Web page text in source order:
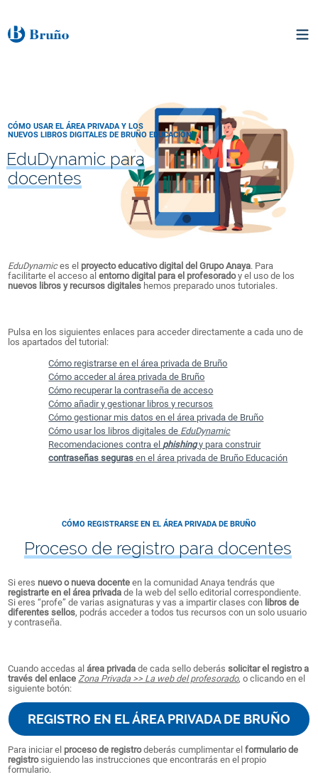
CÓMO USAR EL ÁREA PRIVADA Y LOS
NUEVOS LIBROS DIGITALES DE BRUÑO EDUCACIÓN
EduDynamic para
docentes
EduDynamices el proyecto educativo digital del Grupo Anaya. Para
facilitarte el acceso alentorno digital para el profesoradoy el uso de los
nuevos libros y recursos digitales hemos preparado unos tutoriales.
Pulsa en los siguientes enlaces para acceder directamente a cada uno de
los apartados del tutorial:
Cómo registrarse en el área privada de Bruño
Cómo acceder al área privada de Bruño
Cómo recuperar la contraseña de acceso
Cómo añadir y gestionar libros y recursos
Cómo gestionar mis datos en el área privada de Bruño
Cómo usar los libros digitales de EduDynamic
Recomendaciones contra el phishingy para construir
contraseñas seguras en el área privada de Bruño Educación
CÓMO REGISTRARSE EN EL ÁREA PRIVADA DE BRUÑO
Proceso de registro para docentes
Si eres nuevo o nueva docente en la comunidad Anaya tendrás que
registrarte en el área privada de la web del sello editorial correspondiente.
Si eres “profe” de varias asignaturas y vas a impartir clases con libros de
diferentes sellos, podrás acceder a todos tus recursos con un solo usuario
y contraseña.
Cuando accedas alárea privada de cada sello deberássolicitar el registro a
través del enlace Zona Privada >> La web del profesorado, o clicando en el
siguiente botón:
REGISTRO EN EL ÁREA PRIVADA DE BRUÑO
Para iniciar el proceso de registrodeberás cumplimentar elformulario de
registrosiguiendo las instrucciones que encontrarás en el propio
formulario.